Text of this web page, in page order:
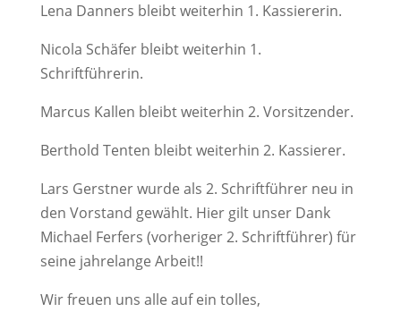
Lena Danners bleibt weiterhin 1. Kassiererin.
Nicola Schäfer bleibt weiterhin 1.
Schriftführerin.
Marcus Kallen bleibt weiterhin 2. Vorsitzender.
Berthold Tenten bleibt weiterhin 2. Kassierer.
Lars Gerstner wurde als 2. Schriftführer neu in
den Vorstand gewählt. Hier gilt unser Dank
Michael Ferfers (vorheriger 2. Schriftführer) für
seine jahrelange Arbeit!!
Wir freuen uns alle auf ein tolles,